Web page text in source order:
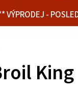
VÝPRODEJ -